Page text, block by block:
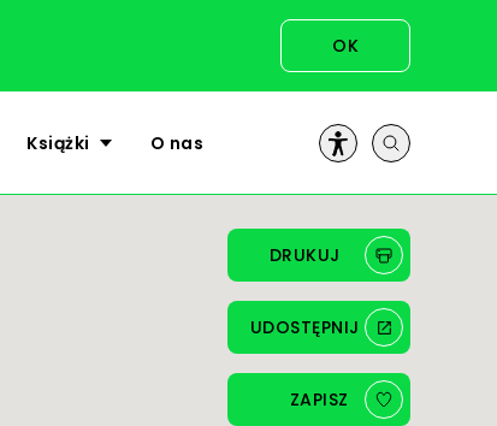
Książki O nas
DRUKUJ
UDOSTĘPNIJ
ZAPISZ
OK